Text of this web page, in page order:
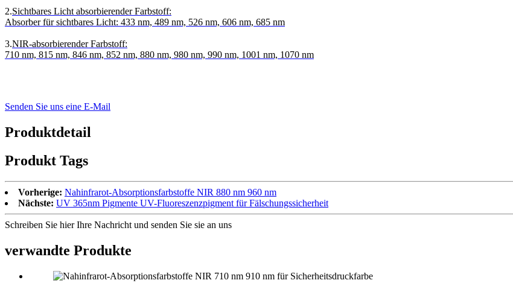
2.Sichtbares Licht absorbierender Farbstoff:
Absorber für sichtbares Licht: 433 nm, 489 nm, 526 nm, 606 nm, 685 nm
3.NIR-absorbierender Farbstoff:
710 nm, 815 nm, 846 nm, 852 nm, 880 nm, 980 nm, 990 nm, 1001 nm, 1070 nm
Senden Sie uns eine E-Mail
Produktdetail
Produkt Tags
Vorherige: Nahinfrarot-Absorptionsfarbstoffe NIR 880 nm 960 nm
Nächste: UV 365nm Pigmente UV-Fluoreszenzpigment für Fälschungssicherheit
Schreiben Sie hier Ihre Nachricht und senden Sie sie an uns
verwandte Produkte